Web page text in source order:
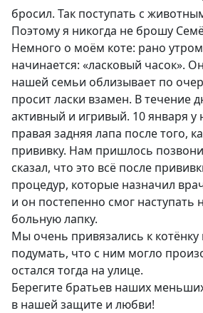
бросил. Так поступать с
Поэтому я никогда не брошу
Немного о моём коте: рано утром
начинается: «ласковый часок».
нашей семьи облизывает по
просит ласки взамен. В течение
активный и игривый. 10 января у
правая задняя лапа после того,
прививку. Нам пришлось
сказал, что это всё после
процедур, которые назначил
и он постепенно смог наступать
больную лапку.
Мы очень привязались к
подумать, что с ним могло
остался тогда на улице.
Берегите братьев наших
в нашей защите и любви!